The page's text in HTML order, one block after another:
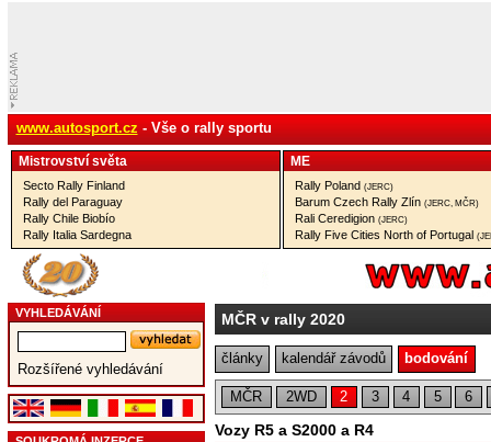
www.autosport.cz - Vše o rally sportu
Mistrovství­ světa
Secto Rally Finland
Rally del Paraguay
Rally Chile Biobío
Rally Italia Sardegna
ME
Rally Poland (JERC)
Barum Czech Rally Zlín (JERC, MČR)
Rali Ceredigion (JERC)
Rally Five Cities North of Portugal
VYHLEDÁVÁNÍ
Rozšířené vyhledávání
MČR v rally 2020
články kalendář závodů bodování
MČR 2WD 2 3 4 5 6
Vozy R5 a S2000 a R4